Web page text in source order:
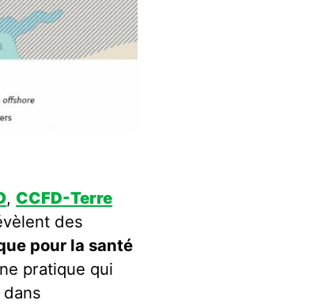
, CCFD-Terre
des
pour la santé
pratique qui